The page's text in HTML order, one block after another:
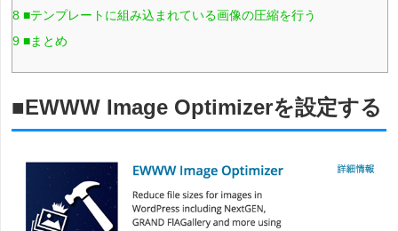
8 ■テンプレートに組み込まれている画像の圧縮を行う
9 ■まとめ
■EWWW Image Optimizerを設定する